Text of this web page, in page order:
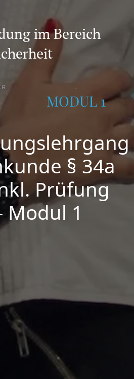
im Bereich
MODUL 1
§ 34a
Prüfung
Modul 1